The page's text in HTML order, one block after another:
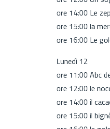
ore 14:00 Le
ore 15:00 la
ore 16:00 Le
Lunedì 12
ore 11:00 Abc
ore 12:00 le
ore 14:00 il
ore 15:00 il